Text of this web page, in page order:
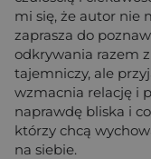
mi się, że autor nie
zaprasza do
odkrywania razem
tajemniczy, ale
wzmacnia relację i
naprawdę bliska i
którzy chcą
na siebie.